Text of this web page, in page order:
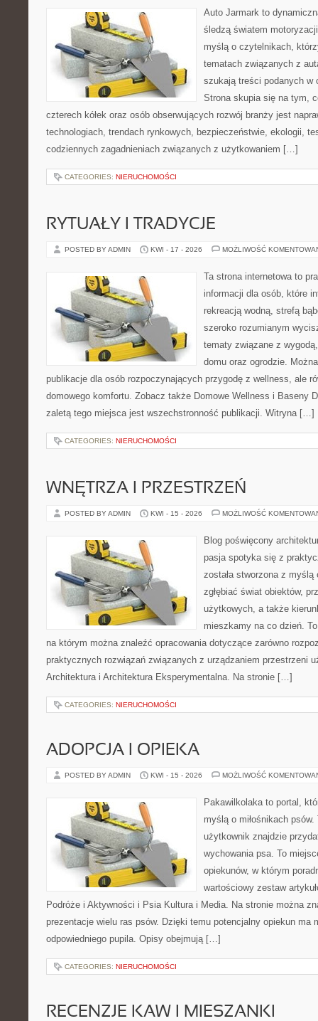
Auto Jarmark to
śledzą światem
myślą o czytelnikach,
tematach związanych z
szukają treści podanych
Strona skupia się na tym,
czterech kółek oraz osób obserwujących rozwój branży jest
technologiach, trendach rynkowych, bezpieczeństwie, ekologii,
codziennych zagadnieniach związanych z użytkowaniem […]
CATEGORIES: NIERUCHOMOŚCI
RYTUAŁY I TRADYCJE
POSTED BY ADMIN KWI - 17 - 2026 MOŻLIWOŚĆ
Ta strona internetowa to
informacji dla osób, które
rekreacją wodną, strefą
szeroko rozumianym
tematy związane z
domu oraz ogrodzie.
publikacje dla osób rozpoczynających przygodę z wellness, ale
domowego komfortu. Zobacz także Domowe Wellness i Baseny
zaletą tego miejsca jest wszechstronność publikacji. Witryna […]
CATEGORIES: NIERUCHOMOŚCI
WNĘTRZA I PRZESTRZEŃ
POSTED BY ADMIN KWI - 15 - 2026 MOŻLIWOŚĆ
Blog poświęcony
pasja spotyka się z
została stworzona z
zgłębiać świat obiektów,
użytkowych, a także
mieszkamy na co dzień.
na którym można znaleźć opracowania dotyczące zarówno
praktycznych rozwiązań związanych z urządzaniem przestrzeni
Architektura i Architektura Eksperymentalna. Na stronie […]
CATEGORIES: NIERUCHOMOŚCI
ADOPCJA I OPIEKA
POSTED BY ADMIN KWI - 15 - 2026 MOŻLIWOŚĆ
Pakawilkolaka to portal,
myślą o miłośnikach
użytkownik znajdzie
wychowania psa. To
opiekunów, w którym
wartościowy zestaw
Podróże i Aktywności i Psia Kultura i Media. Na stronie można
prezentacje wielu ras psów. Dzięki temu potencjalny opiekun ma
odpowiedniego pupila. Opisy obejmują […]
CATEGORIES: NIERUCHOMOŚCI
RECENZJE KAW I MIESZANKI